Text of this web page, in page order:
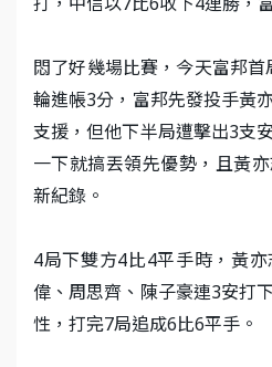
悶了好幾場比賽，今天富邦
輪進帳3分，富邦先發投手黃
支援，但他下半局遭擊出3支
一下就搞丟領先優勢，且黃
新紀錄。
4局下雙方4比4平手時，黃
偉、周思齊、陳子豪連3安打
性，打完7局追成6比6平手。